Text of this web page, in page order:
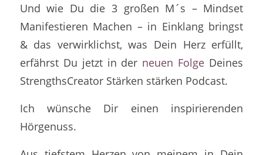
Und wie Du die 3 großen M´s – Mindset
Manifestieren Machen – in Einklang bringst
& das verwirklichst, was Dein Herz erfüllt,
erfährst Du jetzt in der neuen Folge Deines
StrengthsCreator Stärken stärken Podcast.
Ich wünsche Dir einen inspirierenden
Hörgenuss.